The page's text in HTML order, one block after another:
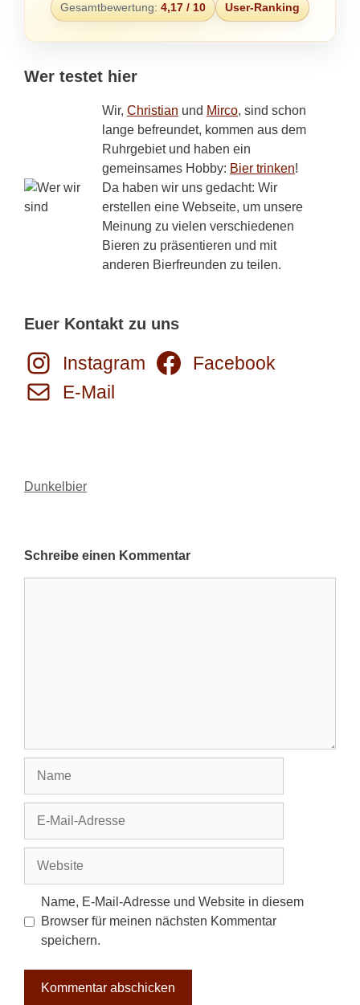
Gesamtbewertung: 4,17 / 10 User-Ranking
Wer testet hier
Wir, Christian und Mirco, sind schon
lange befreundet, kommen aus dem
Ruhrgebiet und haben ein
gemeinsames Hobby: Bier trinken!
Da haben wir uns gedacht: Wir
erstellen eine Webseite, um unsere
Meinung zu vielen verschiedenen
Bieren zu präsentieren und mit
anderen Bierfreunden zu teilen.
Euer Kontakt zu uns
Instagram
Facebook
E-Mail
Kategorien
Dunkelbier
Schreibe einen Kommentar
Adresse
Name, E-Mail-Adresse und Website in diesem
Browser für meinen nächsten Kommentar
speichern.